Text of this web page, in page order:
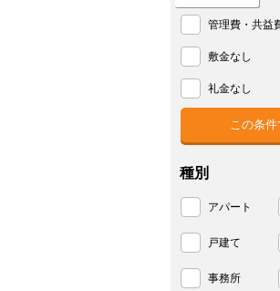
管理費・共益
敷金なし
礼金なし
種別
アパート
戸建て
事務所